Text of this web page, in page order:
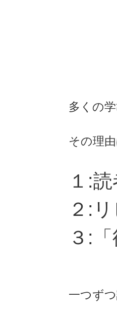
多くの
その理
１:
２:
３:
一つず